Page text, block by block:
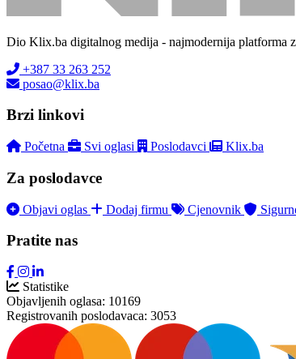
Dio Klix.ba digitalnog medija - najmodernija platforma
+387 33 263 252
posao@klix.ba
Brzi linkovi
Početna Svi oglasi Poslodavci Klix.ba
Za poslodavce
Objavi oglas Dodaj firmu Cjenovnik
Pratite nas
Statistike
Objavljenih oglasa: 10169
Registrovanih poslodavaca: 3053